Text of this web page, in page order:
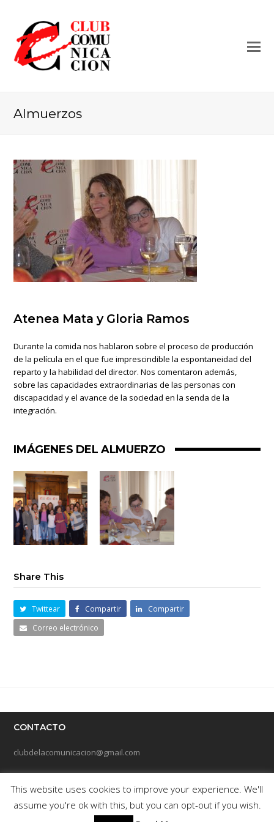
Almuerzos
Atenea Mata y Gloria Ramos
Durante la comida nos hablaron sobre el proceso de producción
de la película en el que fue imprescindible la espontaneidad del
reparto y la habilidad del director. Nos comentaron además,
sobre las capacidades extraordinarias de las personas con
discapacidad y el avance de la sociedad en la senda de la
integración.
IMÁGENES DEL ALMUERZO
Share This
Twittear Compartir
Compartir
Correo electrónico
CONTACTO
clubdelacomunicacion@gmail.com
This website uses cookies to improve your experience. We'll
assume you're ok with this, but you can opt-out if you wish.